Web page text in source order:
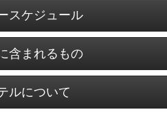
スケジュール
含まれるもの
ルについて